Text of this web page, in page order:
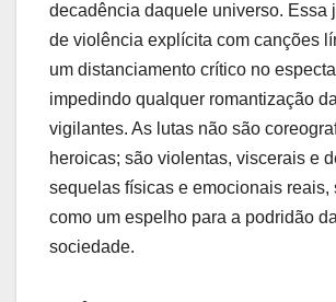
decadência daquele universo. Essa
de violência explícita com canções
um distanciamento crítico no
impedindo qualquer romantização
vigilantes. As lutas não são
heroicas; são violentas, viscerais e
sequelas físicas e emocionais reais,
como um espelho para a podridão
sociedade.